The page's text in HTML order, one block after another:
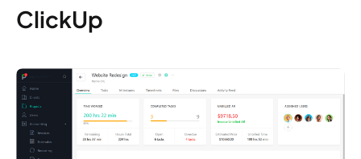
ClickUp